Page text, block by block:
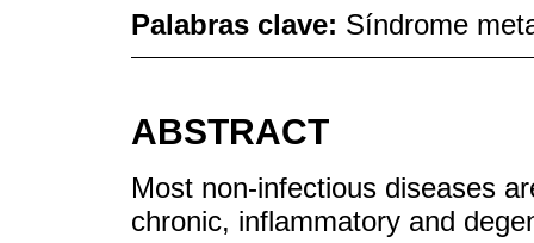
Palabras clave: Síndrome
ABSTRACT
Most non-infectious diseases
chronic, inflammatory and